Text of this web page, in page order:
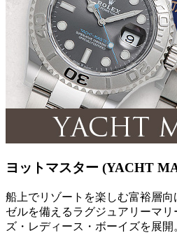
ヨットマスター (YACHT
船上でリゾートを楽しむ富裕層
ゼルを備えるラグジュアリーマ
ズ・レディース・ボーイズを展開